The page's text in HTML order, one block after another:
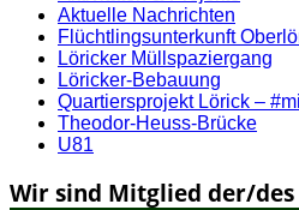
Aktuelle Nachrichten
Flüchtlingsunterkunft
Löricker Müllspaziergang
Löricker-Bebauung
Quartiersprojekt Lörick –
Theodor-Heuss-Brücke
U81
Wir sind Mitglied der/des